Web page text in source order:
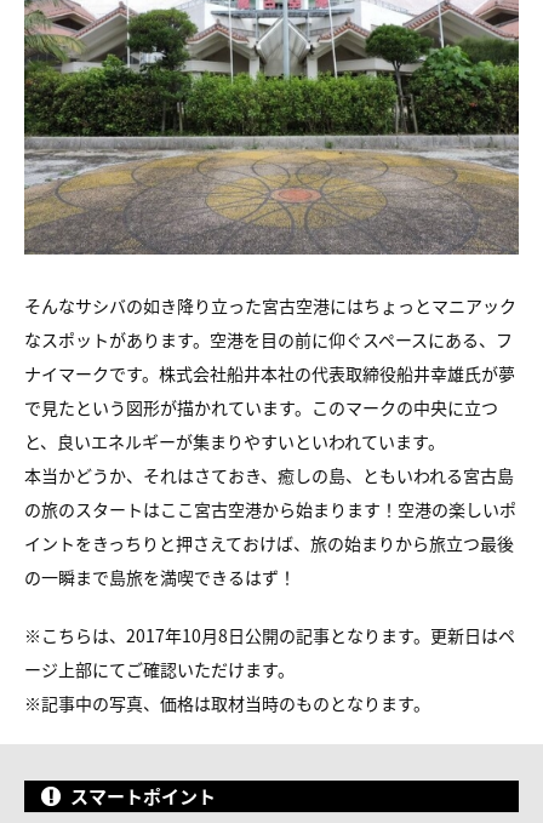
そんなサシバの如き降り立った宮古空港にはちょっとマニアック
なスポットがあります。空港を目の前に仰ぐスペースにある、フ
ナイマークです。株式会社船井本社の代表取締役船井幸雄氏が夢
で見たという図形が描かれています。このマークの中央に立つ
と、良いエネルギーが集まりやすいといわれています。
本当かどうか、それはさておき、癒しの島、ともいわれる宮古島
の旅のスタートはここ宮古空港から始まります！空港の楽しいポ
イントをきっちりと押さえておけば、旅の始まりから旅立つ最後
の一瞬まで島旅を満喫できるはず！
※こちらは、2017年10月8日公開の記事となります。更新日はペ
ージ上部にてご確認いただけます。
※記事中の写真、価格は取材当時のものとなります。
スマートポイント